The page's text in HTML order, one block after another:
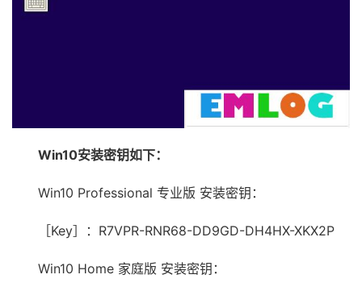
Win10安装密钥如下：
Win10 Professional 专业版 安装密钥：
［Key］：R7VPR-RNR68-DD9GD-DH4HX-XKX2P
Win10 Home 家庭版 安装密钥：